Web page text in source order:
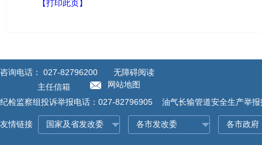
【打印此页】
咨询电话： 027-82796200
无障碍阅读
主任信箱
网站地图
纪检监察组投诉举报电话：027-82796905 油气长输管道安全生产举
友情链接